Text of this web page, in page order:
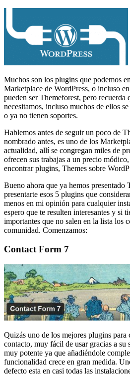
Muchos son los plugins que podemos
Marketplace de WordPress, o incluso
pueden ser Themeforest, pero recuerda
necesitamos, incluso muchos de ellos
o ya no tienen soportes.
Hablemos antes de seguir un poco de
nombrado antes, es uno de los
actualidad, allí se congregan miles de
ofrecen sus trabajas a un precio
encontrar plugins, Themes sobre
Bueno ahora que ya hemos presentado
presentarte esos 5 plugins que
menos en mi opinión para cualquier
espero que te resulten interesantes y si
importantes que no salen en la lista los
comunidad. Comenzamos:
Contact Form 7
Quizás uno de los mejores plugins para
contacto, muy fácil de usar gracias a su
muy potente ya que añadiéndole
funcionalidad crece en gran medida.
defecto esta en casi todas las